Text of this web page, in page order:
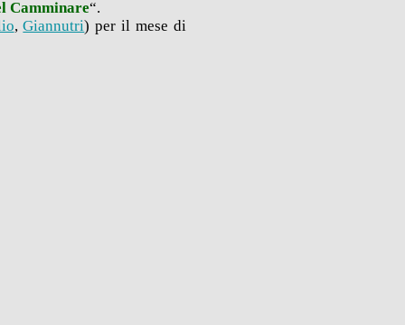
Camminare“.
,Giannutri) per il mese di